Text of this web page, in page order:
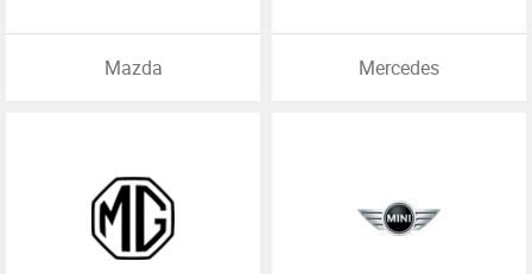
Mazda Mercedes